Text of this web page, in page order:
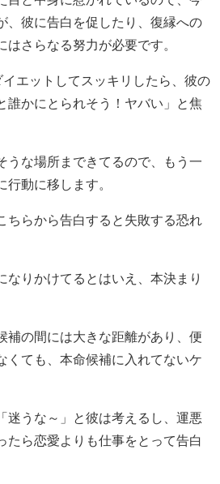
、彼に告白を促したり、復縁への
さらなる努力が必要です。
エットしてスッキリしたら、彼の
誰かにとられそう！ヤバい」と焦
うな場所まできてるので、もう一
行動に移します。
ちらから告白すると失敗する恐れ
なりかけてるとはいえ、本決まり
補の間には大きな距離があり、便
くても、本命候補に入れてないケ
迷うな～」と彼は考えるし、運悪
たら恋愛よりも仕事をとって告白